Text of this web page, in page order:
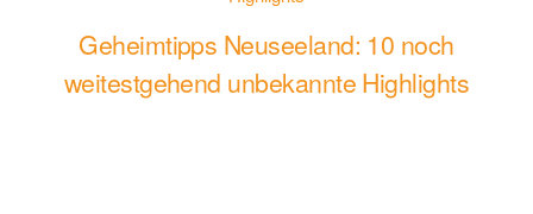
Geheimtipps Neuseeland: 10 noch
weitestgehend unbekannte Highlights